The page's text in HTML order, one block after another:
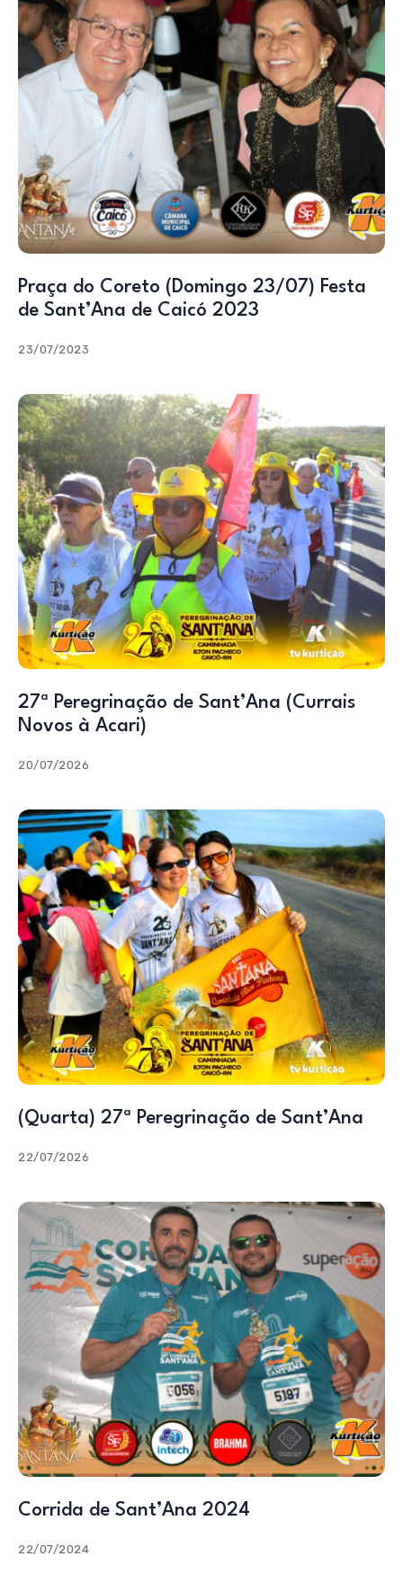
Praça do Coreto (Domingo 23/07) Festa
de Sant’Ana de Caicó 2023
23/07/2023
27ª Peregrinação de Sant’Ana (Currais
Novos à Acari)
20/07/2026
(Quarta) 27ª Peregrinação de Sant’Ana
22/07/2026
Corrida de Sant’Ana 2024
22/07/2024